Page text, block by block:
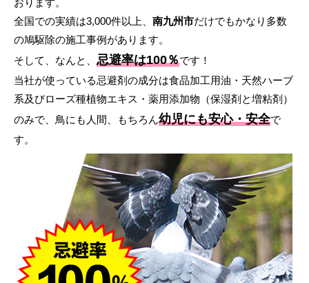
おります。
全国での実績は3,000件以上、 南九州市だけでもかなり多数
の鳩駆除の施工事例があります。
そして、なんと、 忌避率は100％です！
当社が使っている忌避剤の成分は食品加工用油・天然ハーブ
系及びローズ種植物エキス・薬用添加物（保湿剤と増粘剤）
のみで、鳥にも人間、もちろん幼児にも安心・安全で
す。